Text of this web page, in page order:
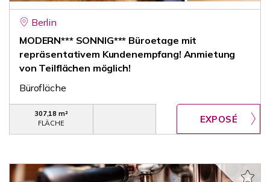
Berlin
MODERN*** SONNIG*** Büroetage mit
repräsentativem Kundenempfang! Anmietung
von Teilflächen möglich!
Bürofläche
307,18 m²
FLÄCHE